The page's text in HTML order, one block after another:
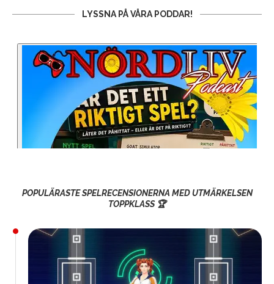
LYSSNA PÅ VÅRA PODDAR!
POPULÄRASTE SPELRECENSIONERNA MED UTMÄRKELSEN
TOPPKLASS 🏆